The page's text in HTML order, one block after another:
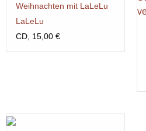
Weihnachten mit LaLeLu
LaLeLu
CD, 15,00 €